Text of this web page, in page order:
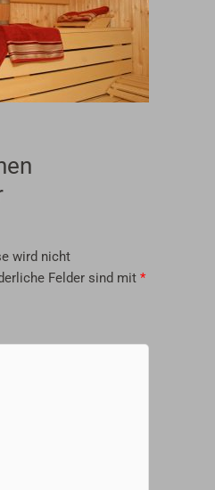
wird nicht
Felder sind mit *